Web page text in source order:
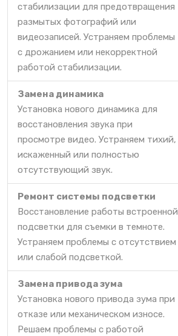
стабилизации для предотвращения
размытых фотографий или
видеозаписей. Устраняем проблемы
с дрожанием или некорректной
работой стабилизации.
Замена динамика
Установка нового динамика для
восстановления звука при
просмотре видео. Устраняем тихий,
искаженный или полностью
отсутствующий звук.
Ремонт системы подсветки
Восстановление работы встроенной
подсветки для съемки в темноте.
Устраняем проблемы с отсутствием
или слабой подсветкой.
Замена привода зума
Установка нового привода зума при
отказе или механическом износе.
Решаем проблемы с работой